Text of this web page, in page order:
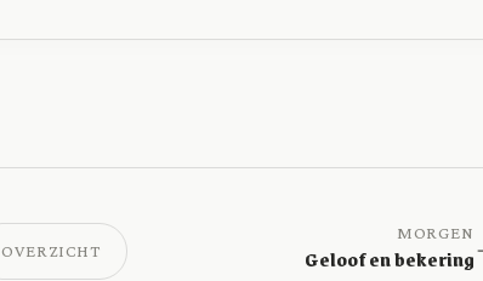
OVERZICHT
MORGEN
Geloof en bekering